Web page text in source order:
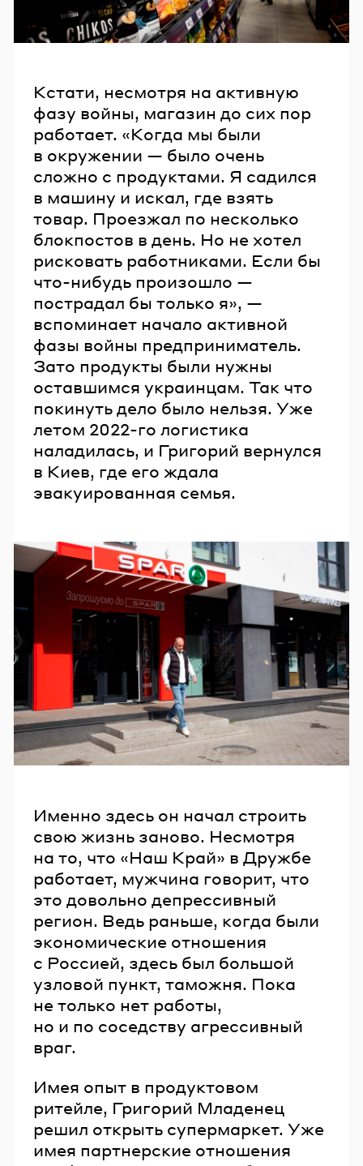
Кстати, несмотря на активную
фазу войны, магазин до сих пор
работает. «Когда мы были
в окружении — было очень
сложно с продуктами. Я садился
в машину и искал, где взять
товар. Проезжал по несколько
блокпостов в день. Но не хотел
рисковать работниками. Если бы
что-нибудь произошло —
пострадал бы только я», —
вспоминает начало активной
фазы войны предприниматель.
Зато продукты были нужны
оставшимся украинцам. Так что
покинуть дело было нельзя. Уже
летом 2022-го логистика
наладилась, и Григорий вернулся
в Киев, где его ждала
эвакуированная семья.
Именно здесь он начал строить
свою жизнь заново. Несмотря
на то, что «Наш Край» в Дружбе
работает, мужчина говорит, что
это довольно депрессивный
регион. Ведь раньше, когда были
экономические отношения
с Россией, здесь был большой
узловой пункт, таможня. Пока
не только нет работы,
но и по соседству агрессивный
враг.
Имея опыт в продуктовом
ритейле, Григорий Младенец
решил открыть супермаркет. Уже
имея партнерские отношения